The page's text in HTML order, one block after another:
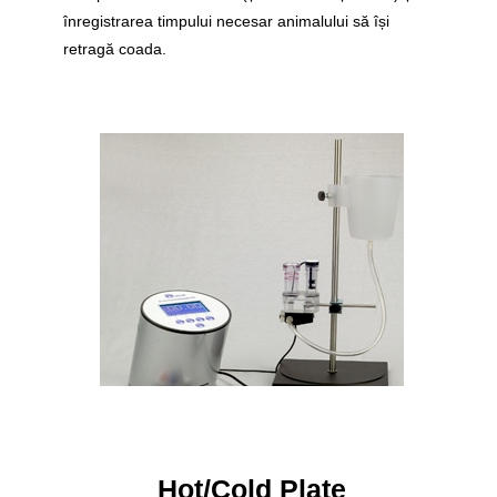
înregistrarea timpului necesar animalului să își
retragă coada.
Hot/Cold Plate